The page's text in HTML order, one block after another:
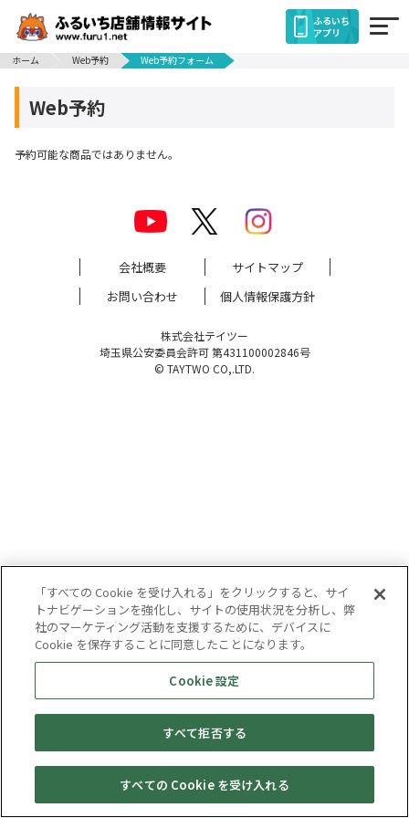
ふるいち
アプリ
ホーム
Web予約 Web予約フォーム
Web予約
予約可能な商品ではありません。
会社概要
サイトマップ
お問い合わせ
個人情報保護方針
株式会社テイツー
埼玉県公安委員会許可 第431100002846号
© TAYTWO CO,.LTD.
キャンペーン 店舗一覧 Web予約 買取情報 宅配買取
「すべての Cookie を受け入れる」をクリックすると、サイ
トナビゲーションを強化し、サイトの使用状況を分析し、弊
社のマーケティング活動を支援するために、デバイスに
Cookie を保存することに同意したことになります。
Cookie 設定
すべて拒否する
すべての Cookie を受け入れる